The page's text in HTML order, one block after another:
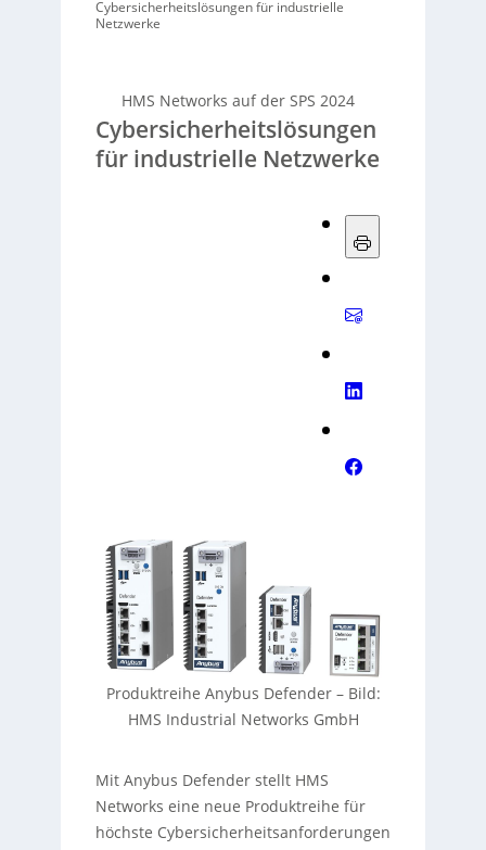
Cybersicherheitslösungen für industrielle
Netzwerke
HMS Networks auf der SPS 2024
Cybersicherheitslösungen
für industrielle Netzwerke
Produktreihe Anybus Defender– Bild:
HMS Industrial Networks GmbH
Mit Anybus Defender stellt HMS
Networks eine neue Produktreihe für
höchste Cybersicherheitsanforderungen